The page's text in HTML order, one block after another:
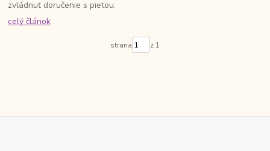
zvládnuť doručenie s pietou.
celý článok
strana z 1